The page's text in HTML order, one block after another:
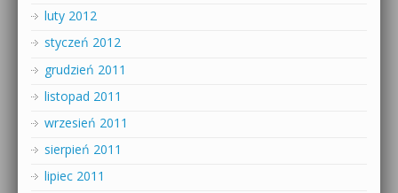
luty 2012
styczeń 2012
grudzień 2011
listopad 2011
wrzesień 2011
sierpień 2011
lipiec 2011